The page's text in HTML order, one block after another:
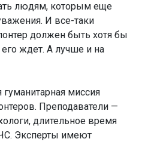
людям, которым еще
И все-таки
должен быть хотя бы
его ждет. А лучше и на
миссия
Преподаватели —
длительное время
Эксперты имеют